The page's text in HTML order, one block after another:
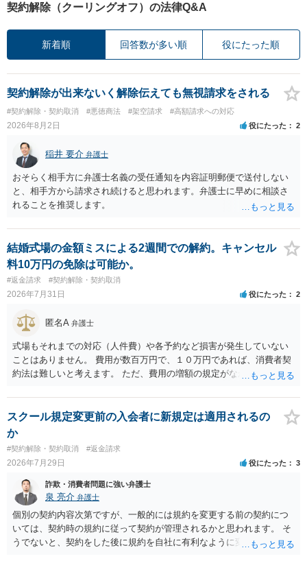
契約解除（クーリングオフ）の法律Q&A
新着順 回答数が多い順 役にたった順
契約解除が出来ないく解除伝えても無視請求をされる
#契約解除・契約取消 #悪徳商法 #架空請求 #高額請求への対応
2026年8月2日 役にたった 2
稲井 要介 弁護士
おそらく相手方に弁護士名義の受任通知を内容証明郵便で送付しない
と、相手方から請求され続けると思われます。弁護士に早めに相談さ
れることを推奨します。
結婚式場の金額ミスによる2週間での解約。キャンセル
料10万円の免除は可能か。
#返金請求 #契約解除・契約取消
2026年7月31日 役にたった 2
匿名A 弁護士
式場もそれまでの対応（人件費）や各予約など損害が発生していない
ことはありません。 費用が数百万円で、１０万円であれば、消費者契
約法は難しいと考えます。 ただ、費用の増額の規定がなかったのに増
ということになり、解約するのは理由がないことになります。
スクール規定変更前の入会者に新規定は適用されるの
か
#契約解除・契約取消 #返金請求
2026年7月29日 役にたった 3
詐欺・消費者問題に強い弁護士
泉 亮介 弁護士
個別の契約内容次第ですが、一般的には規約を変更する前の契約につ
いては、契約時の規約に従って契約が管理されるかと思われます。 そ
うでないと、契約をした後に規約を自社に有利なように変更し、それ